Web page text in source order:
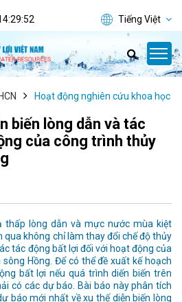
Tiếng Việt
Hoạt động nghiên cứu khoa học
biến lòng dẫn và tác
của công trình thủy
thấp lòng dẫn và mực nước mùa kiệt
không chỉ làm thay đổi chế độ thủy
tác động bất lợi đối với hoạt động của
Hồng. Để có thể đề xuất kế hoạch
bất lợi nếu quá trình diến biến trên
có các dự báo. Bài báo này phân tích
báo mới nhất về xu thế diễn biến lòng